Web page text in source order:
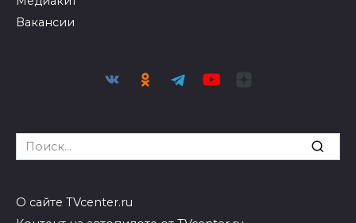
Вакансии
Search
for:
О сайте TVcenter.ru